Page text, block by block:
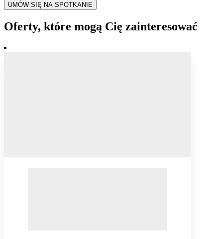
UMÓW SIĘ NA SPOTKANIE
Oferty, które mogą Cię zainteresować